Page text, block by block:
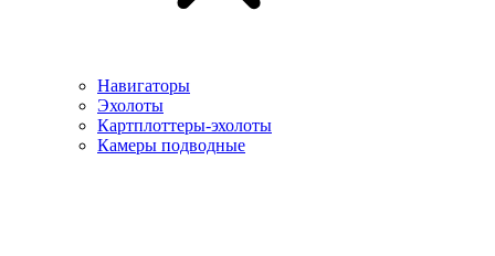
Навигаторы
Эхолоты
Картплоттеры-эхолоты
Камеры подводные